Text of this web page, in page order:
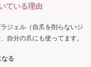
ている理由
ジェル（自爪を削らないジ
自分の爪にも使ってます。
る